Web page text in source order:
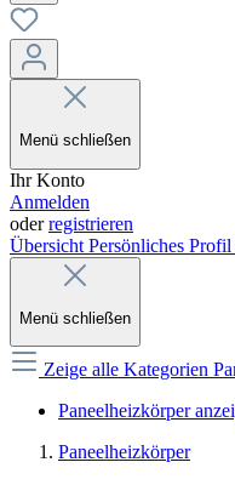
Menü schließen
Ihr Konto
Anmelden
oderregistrieren
Übersicht Persönliches Profil
Menü schließen
Zeige alle Kategorien
Paneelheizkörper
Paneelheizkörper